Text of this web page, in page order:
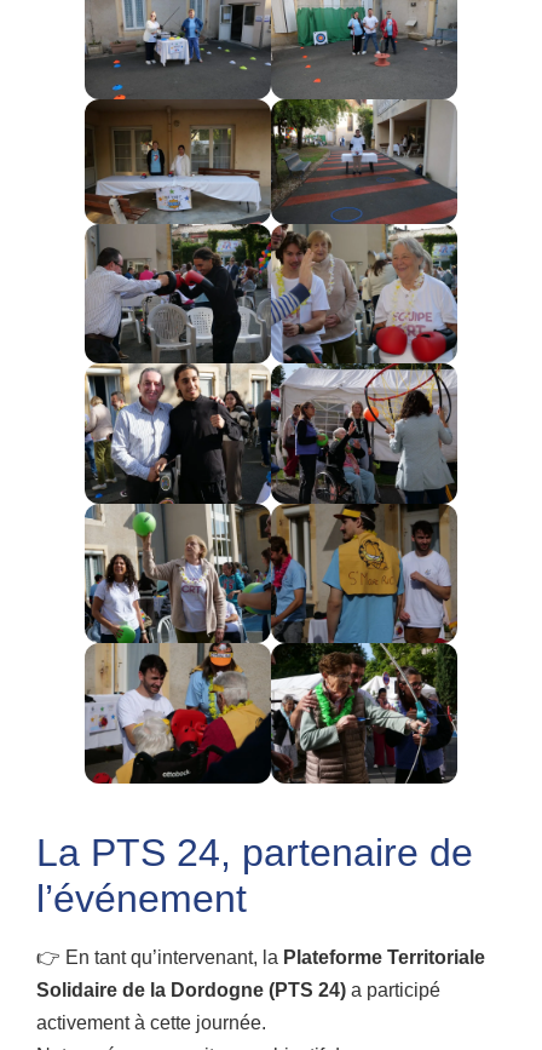
La PTS 24, partenaire de
l’événement
👉 En tant qu’intervenant, la Plateforme Territoriale
Solidaire de la Dordogne (PTS 24) a participé
activement à cette journée.